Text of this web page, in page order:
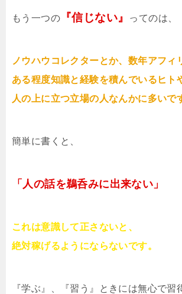
もう一つの 『信じない』 ってのは、
ノウハウコレクターとか、数年アフィ
ある程度知識と経験を積んでいるヒト
人の上に立つ立場の人なんかに多いで
簡単に書くと、
「人の話を鵜呑みに出来ない」
これは意識して正さないと、
絶対稼げるようにならないです。
『学ぶ』、『習う』ときには無心で習